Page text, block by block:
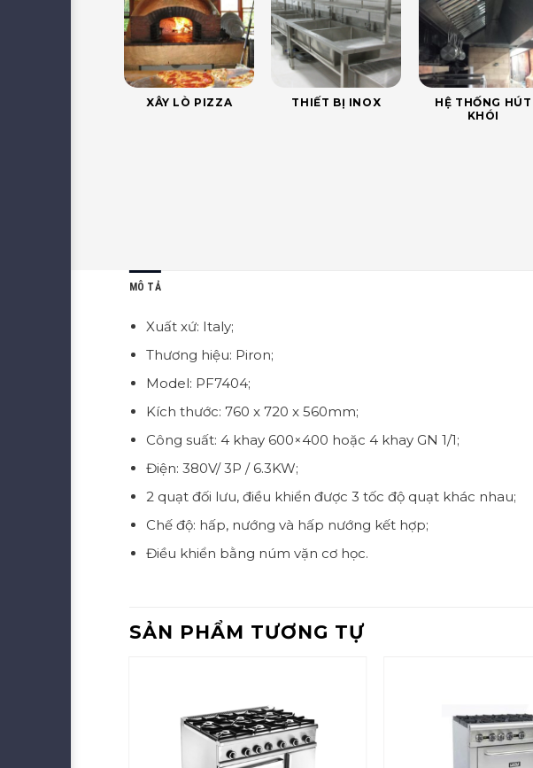
XÂY LÒ PIZZA THIẾT BỊ INOX
HỆ THỐNG HÚT
KHÓI
MÔ TẢ
Xuất xứ: Italy;
Thương hiệu: Piron;
Model: PF7404;
Kích thước: 760 x 720 x 560mm;
Công suất: 4 khay 600×400 hoặc 4 khay GN 1/1;
Điện: 380V/ 3P / 6.3KW;
2 quạt đối lưu, điều khiển được 3 tốc độ quạt khác nhau;
Chế độ: hấp, nướng và hấp nướng kết hợp;
Điều khiển bằng núm vặn cơ học.
SẢN PHẨM TƯƠNG TỰ